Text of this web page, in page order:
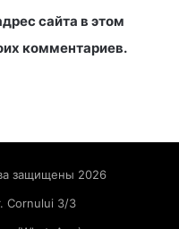
сайта в этом
комментариев.
защищены 2026
Cornului 3/3